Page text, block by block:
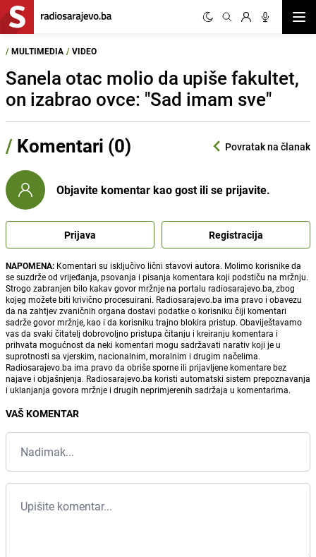
/ MULTIMEDIA / VIDEO
Sanela otac molio da upiše fakultet,
on izabrao ovce: "Sad imam sve"
/ Komentari (0) Povratak na članak
Objavite komentar kao gost ili se prijavite.
Prijava Registracija
NAPOMENA: Komentari su isključivo lični stavovi autora. Molimo korisnike da
se suzdrže od vrijeđanja, psovanja i pisanja komentara koji podstiču na mržnju.
Strogo zabranjen bilo kakav govor mržnje na portalu radiosarajevo.ba, zbog
kojeg možete biti krivično procesuirani. Radiosarajevo.ba ima pravo i obavezu
da na zahtjev zvaničnih organa dostavi podatke o korisniku čiji komentari
sadrže govor mržnje, kao i da korisniku trajno blokira pristup. Obaviještavamo
vas da svaki čitatelj dobrovoljno pristupa čitanju i kreiranju komentara i
prihvata mogućnost da neki komentari mogu sadržavati narativ koji je u
suprotnosti sa vjerskim, nacionalnim, moralnim i drugim načelima.
Radiosarajevo.ba ima pravo da obriše sporne ili prijavljene komentare bez
najave i objašnjenja. Radiosarajevo.ba koristi automatski sistem prepoznavanja
i uklanjanja govora mržnje i drugih neprimjerenih sadržaja u komentarima.
VAŠ KOMENTAR